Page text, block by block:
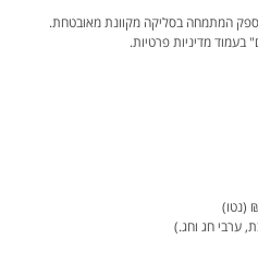
המתמחה בסליקה מקוונת מאובטחת.
מדיניות פרטיות.
ערבי חג וחג.)